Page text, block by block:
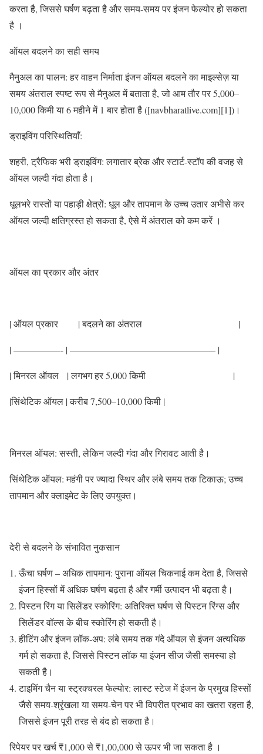
करता है, जिससे घर्षण बढ़ता है और समय-समय पर इंजन फेल्योर हो सकता
है ।
ऑयल बदलने का सही समय
मैनुअल का पालन: हर वाहन निर्माता इंजन ऑयल बदलने का माइल्सेज़ या
समय अंतराल स्पष्ट रूप से मैनुअल में बताता है, जो आम तौर पर 5,000–
10,000 किमी या 6 महीने में 1 बार होता है ([navbharatlive.com][1])।
ड्राइविंग परिस्थितियाँ:
शहरी, ट्रैफिक भरी ड्राइविंग: लगातार ब्रेक और स्टार्ट-स्टॉप की वजह से
ऑयल जल्दी गंदा होता है।
धूलभरे रास्तों या पहाड़ी क्षेत्रों: धूल और तापमान के उच्च उतार अभीसे कर
ऑयल जल्दी क्षतिग्रस्त हो सकता है, ऐसे में अंतराल को कम करें ।
ऑयल का प्रकार और अंतर
| ऑयल प्रकार | बदलने का अंतराल |
| —————- | ———————————————– |
| मिनरल ऑयल | लगभग हर 5,000 किमी |
|सिंथेटिक ऑयल | करीब 7,500–10,000 किमी |
मिनरल ऑयल: सस्ती, लेकिन जल्दी गंदा और गिरावट आती है।
सिंथेटिक ऑयल: महंगी पर ज्यादा स्थिर और लंबे समय तक टिकाऊ; उच्च
तापमान और क्लाइमेट के लिए उपयुक्त।
देरी से बदलने के संभावित नुकसान
ऊँचा घर्षण – अधिक तापमान: पुराना ऑयल चिकनाई कम देता है, जिससे
इंजन हिस्सों में अधिक घर्षण बढ़ता है और गर्मी उत्पादन भी बढ़ता है।
पिस्टन रिंग या सिलेंडर स्कोरिंग: अतिरिक्त घर्षण से पिस्टन रिंग्स और
सिलेंडर वॉल्स के बीच स्कोरिंग हो सकती है।
हीटिंग और इंजन लॉक‑अप: लंबे समय तक गंदे ऑयल से इंजन अत्यधिक
गर्म हो सकता है, जिससे पिस्टन लॉक या इंजन सीज जैसी समस्या हो
सकती है।
टाइमिंग चैन या स्ट्रक्चरल फेल्योर: लास्ट स्टेज में इंजन के प्रमुख हिस्सों
जैसे समय‑श्रृंखला या समय‑चेन पर भी विपरीत प्रभाव का खतरा रहता है,
जिससे इंजन पूरी तरह से बंद हो सकता है।
रिपेयर पर खर्च ₹1,000 से ₹1,00,000 से ऊपर भी जा सकता है ।